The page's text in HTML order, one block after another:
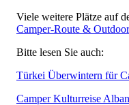
Viele weitere Plätze auf
Camper-Route &
Bitte lesen Sie auch:
Türkei Überwintern für
Camper Kulturreise